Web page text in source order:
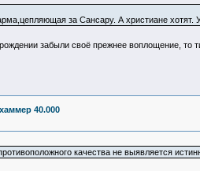
за Сансару. А христиане
забыли своё прежнее воплощение,
40.000
качества не выявляется